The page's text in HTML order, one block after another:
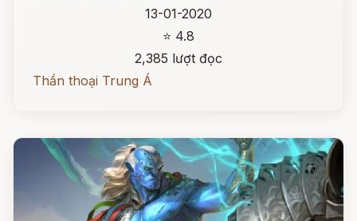
13-01-2020
⭐ 4.8
2,385 lượt đọc
Thần thoại Trung Á